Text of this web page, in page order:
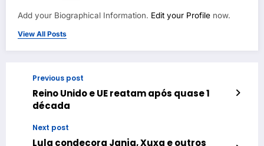
Add your Biographical Information. Edit your Profile now.
View All Posts
Previous post
Reino Unido e UE reatam após quase 1
década
Next post
Lula condecora Janja, Xuxa e outros